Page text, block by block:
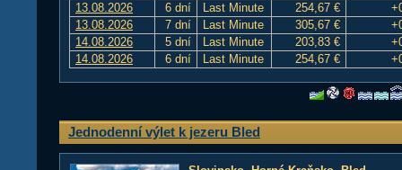
13.08.2026
6 dní Last Minute 254,67 €
13.08.2026
7 dní Last Minute 305,67 €
14.08.2026
5 dní Last Minute 203,83 €
14.08.2026
6 dní Last Minute 254,67 €
Jednodenní výlet k jezeru Bled